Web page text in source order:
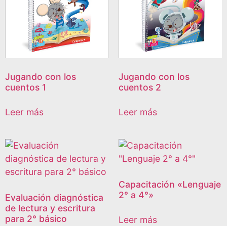
Jugando con los
cuentos 1
Leer más
Jugando con los
cuentos 2
Leer más
Evaluación diagnóstica
de lectura y escritura
para 2° básico
Capacitación «Lenguaje
2° a 4°»
Leer más